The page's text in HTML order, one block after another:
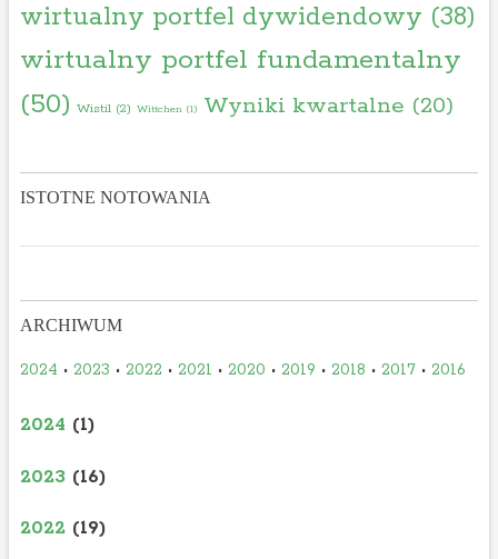
wirtualny portfel dywidendowy (38)
wirtualny portfel fundamentalny
(50) Wistil(2) Wittchen(1) Wyniki kwartalne (20)
ISTOTNE NOTOWANIA
ARCHIWUM
2024 • 2023 • 2022 • 2021 • 2020 • 2019 • 2018 • 2017• 2016
2024 (1)
2023 (16)
2022 (19)